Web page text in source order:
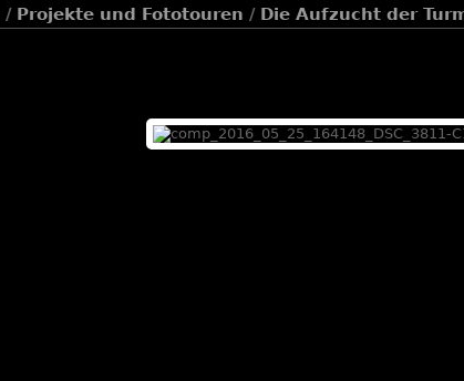
/ Projekte und Fototouren / Die Aufzucht der